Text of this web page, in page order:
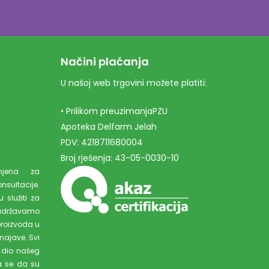
za
služiti za
u
Svi
našeg
se da su
Načini plaćanja
U našoj web trgovini možete platiti:
• Prilikom preuzimanjaPZU
Apoteka Delfarm Jelah
PDV: 4218711680004
Broj rješenja: 43-05-0030-10